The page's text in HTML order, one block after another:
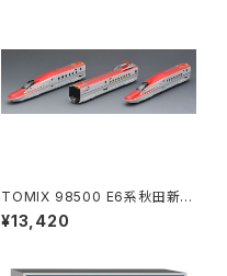
TOMIX 98500 E6系秋田新幹
線（こまち）基本セット（3両） N
ゲージ 鉄道模型（新品 在庫
¥13,420